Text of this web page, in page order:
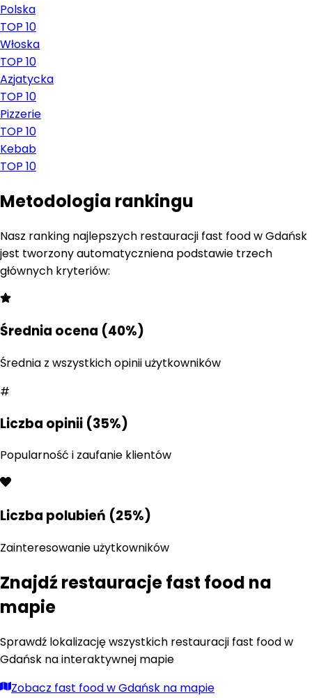
Polska
TOP 10
Włoska
TOP 10
Azjatycka
TOP 10
Pizzerie
TOP 10
Kebab
TOP 10
Metodologia rankingu
Nasz ranking najlepszych restauracji fast food w Gdańsk
jest tworzony automatyczniena podstawie trzech
głównych kryteriów:
Średnia ocena (40%)
Średnia z wszystkich opinii użytkowników
#
Liczba opinii (35%)
Popularność i zaufanie klientów
Liczba polubień (25%)
Zainteresowanie użytkowników
Znajdź restauracjefast food na
mapie
Sprawdź lokalizację wszystkich restauracji fast foodw
Gdańsk na interaktywnej mapie
Zobacz fast foodwGdańsk na mapie